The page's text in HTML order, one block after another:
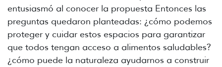
entusiasmó al conocer la propuesta Entonces las
preguntas quedaron planteadas: ¿cómo podemos
proteger y cuidar estos espacios para garantizar
que todos tengan acceso a alimentos saludables?
¿cómo puede la naturaleza ayudarnos a construir